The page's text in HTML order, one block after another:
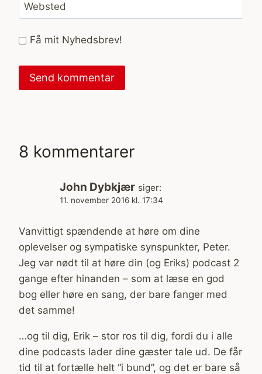
Websted
Få mit Nyhedsbrev!
8 kommentarer
John Dybkjær siger:
11. november 2016 kl. 17:34
Vanvittigt spændende at høre om dine
oplevelser og sympatiske synspunkter, Peter.
Jeg var nødt til at høre din (og Eriks) podcast 2
gange efter hinanden – som at læse en god
bog eller høre en sang, der bare fanger med
det samme!
…og til dig, Erik – stor ros til dig, fordi du i alle
dine podcasts lader dine gæster tale ud. De får
tid til at fortælle helt “i bund”, og det er bare så